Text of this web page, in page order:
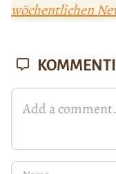
wöchentlichen